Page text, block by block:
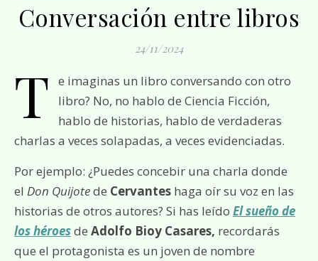
Conversación entre libros
24/11/2024
T
e imaginas un libro conversando con otro
libro? No, no hablo de Ciencia Ficción,
hablo de historias, hablo de verdaderas
charlas a veces solapadas, a veces evidenciadas.
Por ejemplo: ¿Puedes concebir una charla donde
el Don Quijotede Cervantes haga oír su voz en las
historias de otros autores? Si has leído El sueño de
los héroesde Adolfo Bioy Casares, recordarás
que el protagonista es un joven de nombre